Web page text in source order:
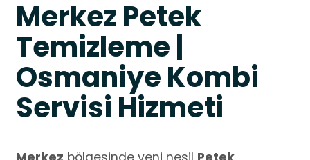
Merkez Petek
Temizleme |
Osmaniye Kombi
Servisi Hizmeti